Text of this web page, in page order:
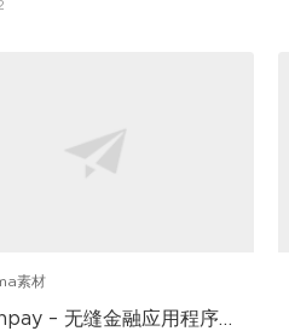
素材
– 无缝金融应用程序